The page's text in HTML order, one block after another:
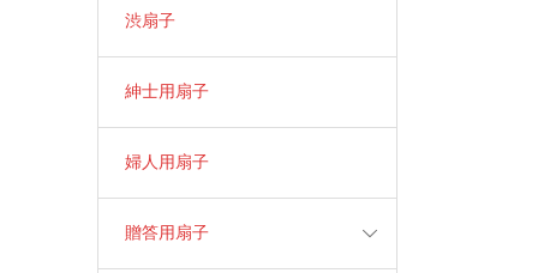
渋扇子
紳士用扇子
婦人用扇子
贈答用扇子